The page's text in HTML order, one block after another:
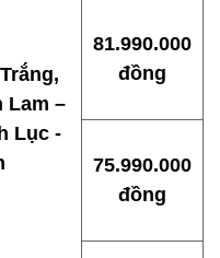
Lam –
Lục -
81.990.000
đồng
75.990.000
đồng